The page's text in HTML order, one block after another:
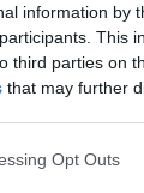
information by
This
third parties on
that may further
app uses one
Opt Outs
hogy a
zárt
de az,
szerez
gálákra,